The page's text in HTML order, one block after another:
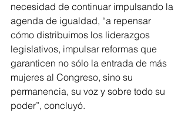
necesidad de continuar impulsando la
agenda de igualdad, “a repensar
cómo distribuimos los liderazgos
legislativos, impulsar reformas que
garanticen no sólo la entrada de más
mujeres al Congreso, sino su
permanencia, su voz y sobre todo su
poder”, concluyó.